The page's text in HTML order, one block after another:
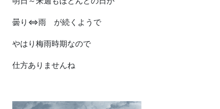
曇り⇔雨 が続くようで
やはり梅雨時期なので
仕方ありませんね